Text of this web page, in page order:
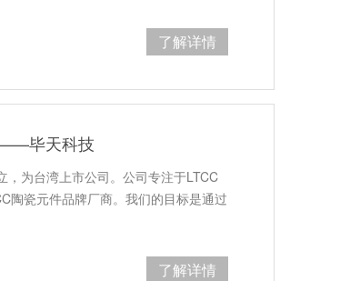
了解详情
——毕天科技
为台湾上市公司。公司专注于LTCC
陶瓷元件品牌厂商。我们的目标是通过
了解详情